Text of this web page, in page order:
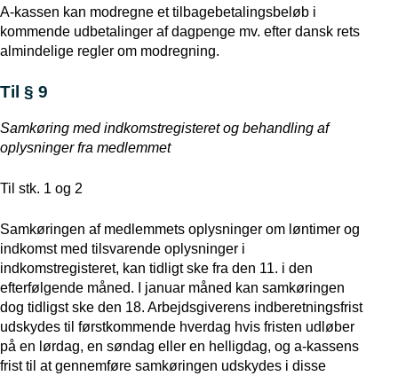
A-kassen kan modregne et tilbagebetalingsbeløb i
kommende udbetalinger af dagpenge mv. efter dansk rets
almindelige regler om modregning.
Til § 9
Samkøring med indkomstregisteret og behandling af
oplysninger fra medlemmet
Til stk. 1 og 2
Samkøringen af medlemmets oplysninger om løntimer og
indkomst med tilsvarende oplysninger i
indkomstregisteret, kan tidligt ske fra den 11. i den
efterfølgende måned. I januar måned kan samkøringen
dog tidligst ske den 18. Arbejdsgiverens indberetningsfrist
udskydes til førstkommende hverdag hvis fristen udløber
på en lørdag, en søndag eller en helligdag, og a-kassens
frist til at gennemføre samkøringen udskydes i disse